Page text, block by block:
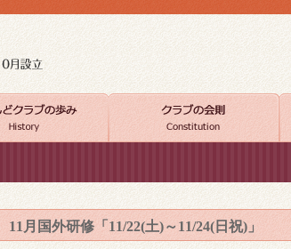
11月国外研修「11/22(土)～11/24(日祝)」